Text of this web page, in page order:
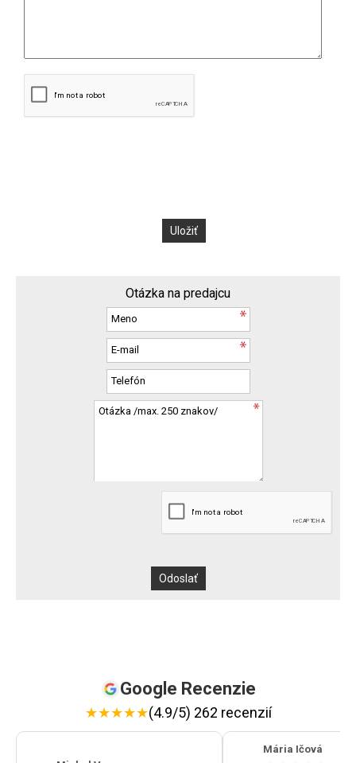
Otázka na predajcu
Google Recenzie
★★★★★(4.9/5) 262 recenzií
Mária Ičová